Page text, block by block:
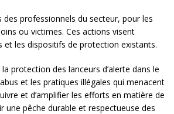
professionnels du secteur, pour les
ou victimes. Ces actions visent
les dispositifs de protection existants.
protection des lanceurs d’alerte dans le
et les pratiques illégales qui menacent
et d’amplifier les efforts en matière de
pêche durable et respectueuse des